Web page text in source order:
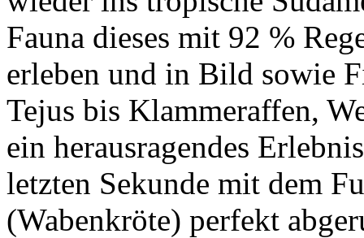
Fauna dieses mit 92 %
erleben und in Bild sowie
Tejus bis Klammeraffen,
ein herausragendes
letzten Sekunde mit dem
(Wabenkröte) perfekt